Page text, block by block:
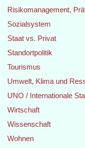
Risikomanagement,
Sozialsystem
Staat vs. Privat
Standortpolitik
Tourismus
Umwelt, Klima und
UNO / Internationale
Wirtschaft
Wissenschaft
Wohnen